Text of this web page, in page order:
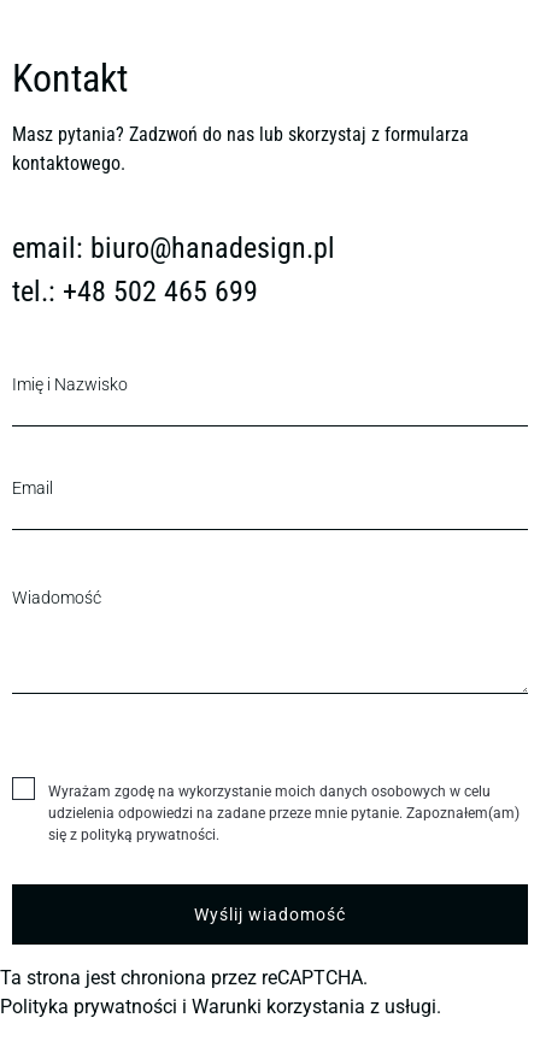
Kontakt
Masz pytania? Zadzwoń do nas lub skorzystaj z formularza
kontaktowego.
email: biuro@hanadesign.pl
tel.: +48 502 465 699
Wyrażam zgodę na wykorzystanie moich danych osobowych w celu
udzielenia odpowiedzi na zadane przeze mnie pytanie. Zapoznałem(am)
się z polityką prywatności.
Ta strona jest chroniona przez reCAPTCHA.
Polityka prywatności i Warunki korzystania z usługi.